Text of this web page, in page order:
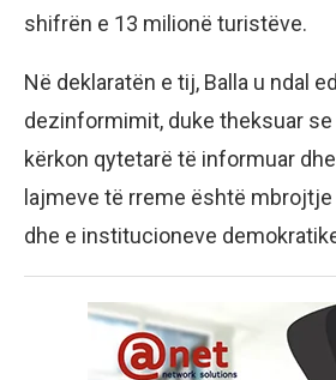
shifrën e 13 milionë turistëve.
Në deklaratën e tij, Balla u ndal
dezinformimit, duke theksuar
kërkon qytetarë të informuar
lajmeve të rreme është
dhe e institucioneve